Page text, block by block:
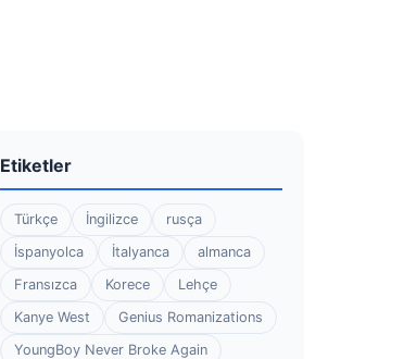
Etiketler
Türkçe İngilizce
rusça
İspanyolca
İtalyanca
almanca
Fransızca
Korece
Lehçe
Kanye West
Genius Romanizations
YoungBoy Never Broke Again